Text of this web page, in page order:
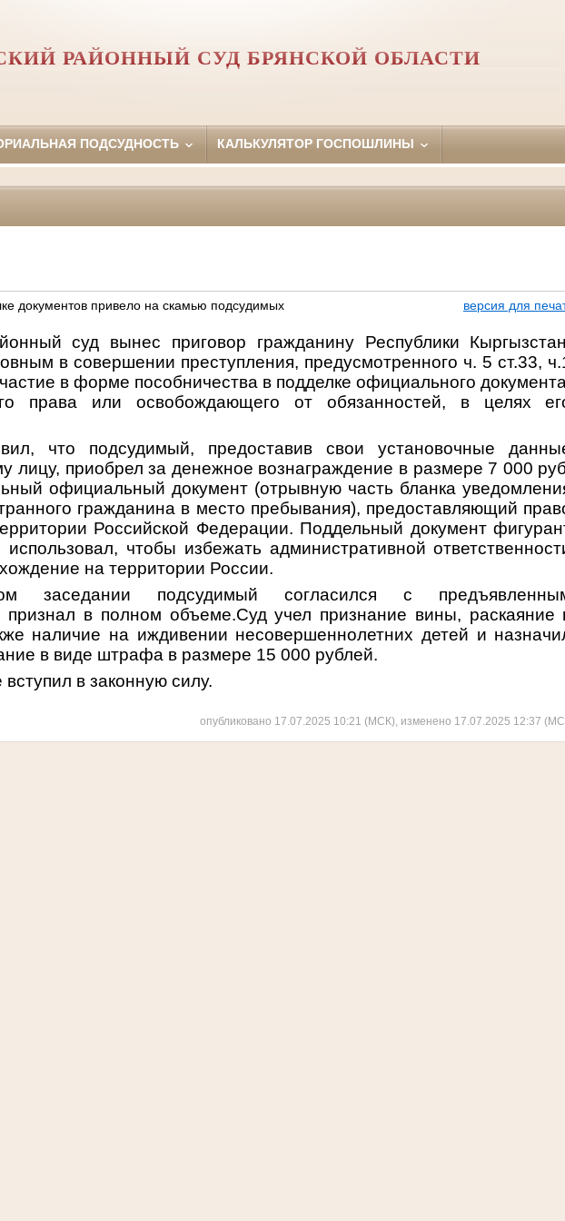
РАЙОННЫЙ СУД БРЯНСКОЙ ОБЛАСТИ
ПОДСУДНОСТЬ КАЛЬКУЛЯТОР ГОСПОШЛИНЫ
документов привело на скамью подсудимых
версия для
суд вынес приговор гражданину Республики
в совершении преступления, предусмотренного ч. 5 ст.33,
в форме пособничества в подделке официального
права или освобождающего от обязанностей, в целях
что подсудимый, предоставив свои установочные
лицу, приобрел за денежное вознаграждение в размере 7 000
официальный документ (отрывную часть бланка
гражданина в место пребывания), предоставляющий
Российской Федерации. Поддельный документ
чтобы избежать административной
на территории России.
заседании подсудимый согласился с
признал в полном объеме.Суд учел признание вины, раскаяние
наличие на иждивении несовершеннолетних детей и
в виде штрафа в размере 15 000 рублей.
в законную силу.
опубликовано 17.07.2025 10:21 (МСК), изменено 17.07.2025 12:37